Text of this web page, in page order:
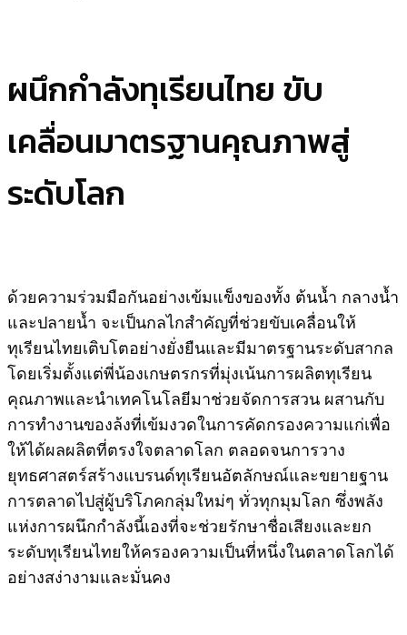
ผนึกกำลังทุเรียนไทย ขับ
เคลื่อนมาตรฐานคุณภาพสู่
ระดับโลก
ด้วยความร่วมมือกันอย่างเข้มแข็งของทั้ง ต้นน้ำ กลางน้ำ
และปลายน้ำ จะเป็นกลไกสำคัญที่ช่วยขับเคลื่อนให้
ทุเรียนไทยเติบโตอย่างยั่งยืนและมีมาตรฐานระดับสากล
โดยเริ่มตั้งแต่พี่น้องเกษตรกรที่มุ่งเน้นการผลิตทุเรียน
คุณภาพและนำเทคโนโลยีมาช่วยจัดการสวน ผสานกับ
การทำงานของล้งที่เข้มงวดในการคัดกรองความแก่เพื่อ
ให้ได้ผลผลิตที่ตรงใจตลาดโลก ตลอดจนการวาง
ยุทธศาสตร์สร้างแบรนด์ทุเรียนอัตลักษณ์และขยายฐาน
การตลาดไปสู่ผู้บริโภคกลุ่มใหม่ๆ ทั่วทุกมุมโลก ซึ่งพลัง
แห่งการผนึกกำลังนี้เองที่จะช่วยรักษาชื่อเสียงและยก
ระดับทุเรียนไทยให้ครองความเป็นที่หนึ่งในตลาดโลกได้
อย่างสง่างามและมั่นคง